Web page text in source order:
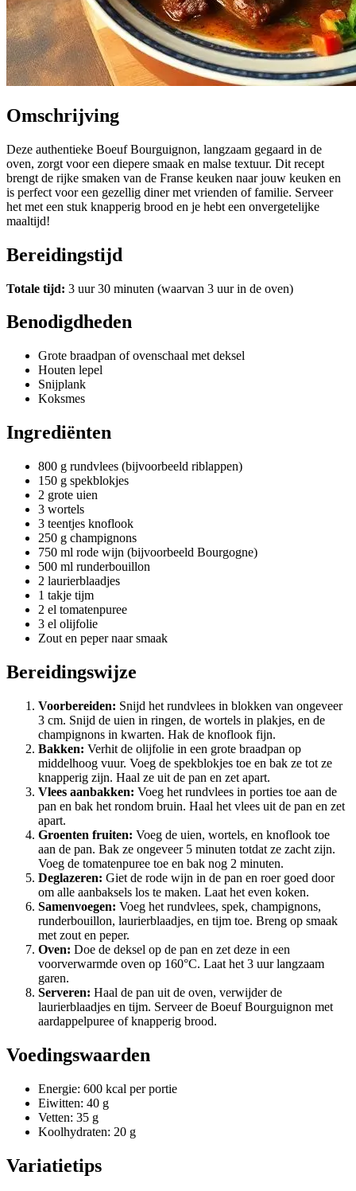
Omschrijving
Deze authentieke Boeuf Bourguignon, langzaam gegaard in de
oven, zorgt voor een diepere smaak en malse textuur. Dit recept
brengt de rijke smaken van de Franse keuken naar jouw keuken en
is perfect voor een gezellig diner met vrienden of familie. Serveer
het met een stuk knapperig brood en je hebt een onvergetelijke
maaltijd!
Bereidingstijd
Totale tijd: 3 uur 30 minuten (waarvan 3 uur in de oven)
Benodigdheden
Grote braadpan of ovenschaal met deksel
Houten lepel
Snijplank
Koksmes
Ingrediënten
800 g rundvlees (bijvoorbeeld riblappen)
150 g spekblokjes
2 grote uien
3 wortels
3 teentjes knoflook
250 g champignons
750 ml rode wijn (bijvoorbeeld Bourgogne)
500 ml runderbouillon
2 laurierblaadjes
1 takje tijm
2 el tomatenpuree
3 el olijfolie
Zout en peper naar smaak
Bereidingswijze
Voorbereiden: Snijd het rundvlees in blokken van ongeveer
3 cm. Snijd de uien in ringen, de wortels in plakjes, en de
champignons in kwarten. Hak de knoflook fijn.
Bakken: Verhit de olijfolie in een grote braadpan op
middelhoog vuur. Voeg de spekblokjes toe en bak ze tot ze
knapperig zijn. Haal ze uit de pan en zet apart.
Vlees aanbakken: Voeg het rundvlees in porties toe aan de
pan en bak het rondom bruin. Haal het vlees uit de pan en zet
apart.
Groenten fruiten: Voeg de uien, wortels, en knoflook toe
aan de pan. Bak ze ongeveer 5 minuten totdat ze zacht zijn.
Voeg de tomatenpuree toe en bak nog 2 minuten.
Deglazeren: Giet de rode wijn in de pan en roer goed door
om alle aanbaksels los te maken. Laat het even koken.
Samenvoegen: Voeg het rundvlees, spek, champignons,
runderbouillon, laurierblaadjes, en tijm toe. Breng op smaak
met zout en peper.
Oven: Doe de deksel op de pan en zet deze in een
voorverwarmde oven op 160°C. Laat het 3 uur langzaam
garen.
Serveren: Haal de pan uit de oven, verwijder de
laurierblaadjes en tijm. Serveer de Boeuf Bourguignon met
aardappelpuree of knapperig brood.
Voedingswaarden
Energie: 600 kcal per portie
Eiwitten: 40 g
Vetten: 35 g
Koolhydraten: 20 g
Variatietips